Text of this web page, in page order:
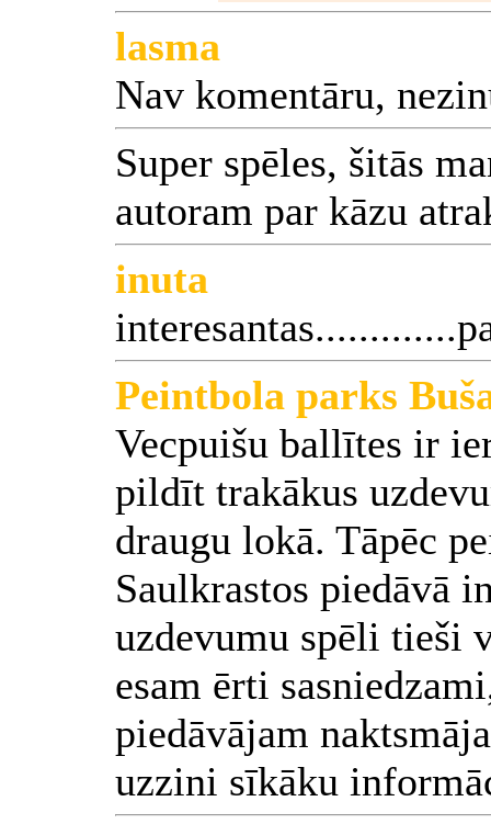
lasma
Nav komentāru,
Super spēles, šitās
autoram par kāzu
inuta
Peintbola parks
Vecpuišu ballītes ir
pildīt trakākus
draugu lokā. Tāpēc
Saulkrastos piedāvā
uzdevumu spēli tieši
esam ērti
piedāvājam
uzzini sīkāku